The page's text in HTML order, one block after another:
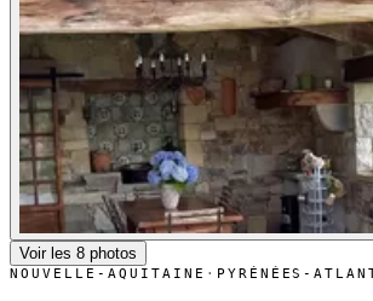
Voir les 8 photos
NOUVELLE-AQUITAINE · PYRÉNÉES-